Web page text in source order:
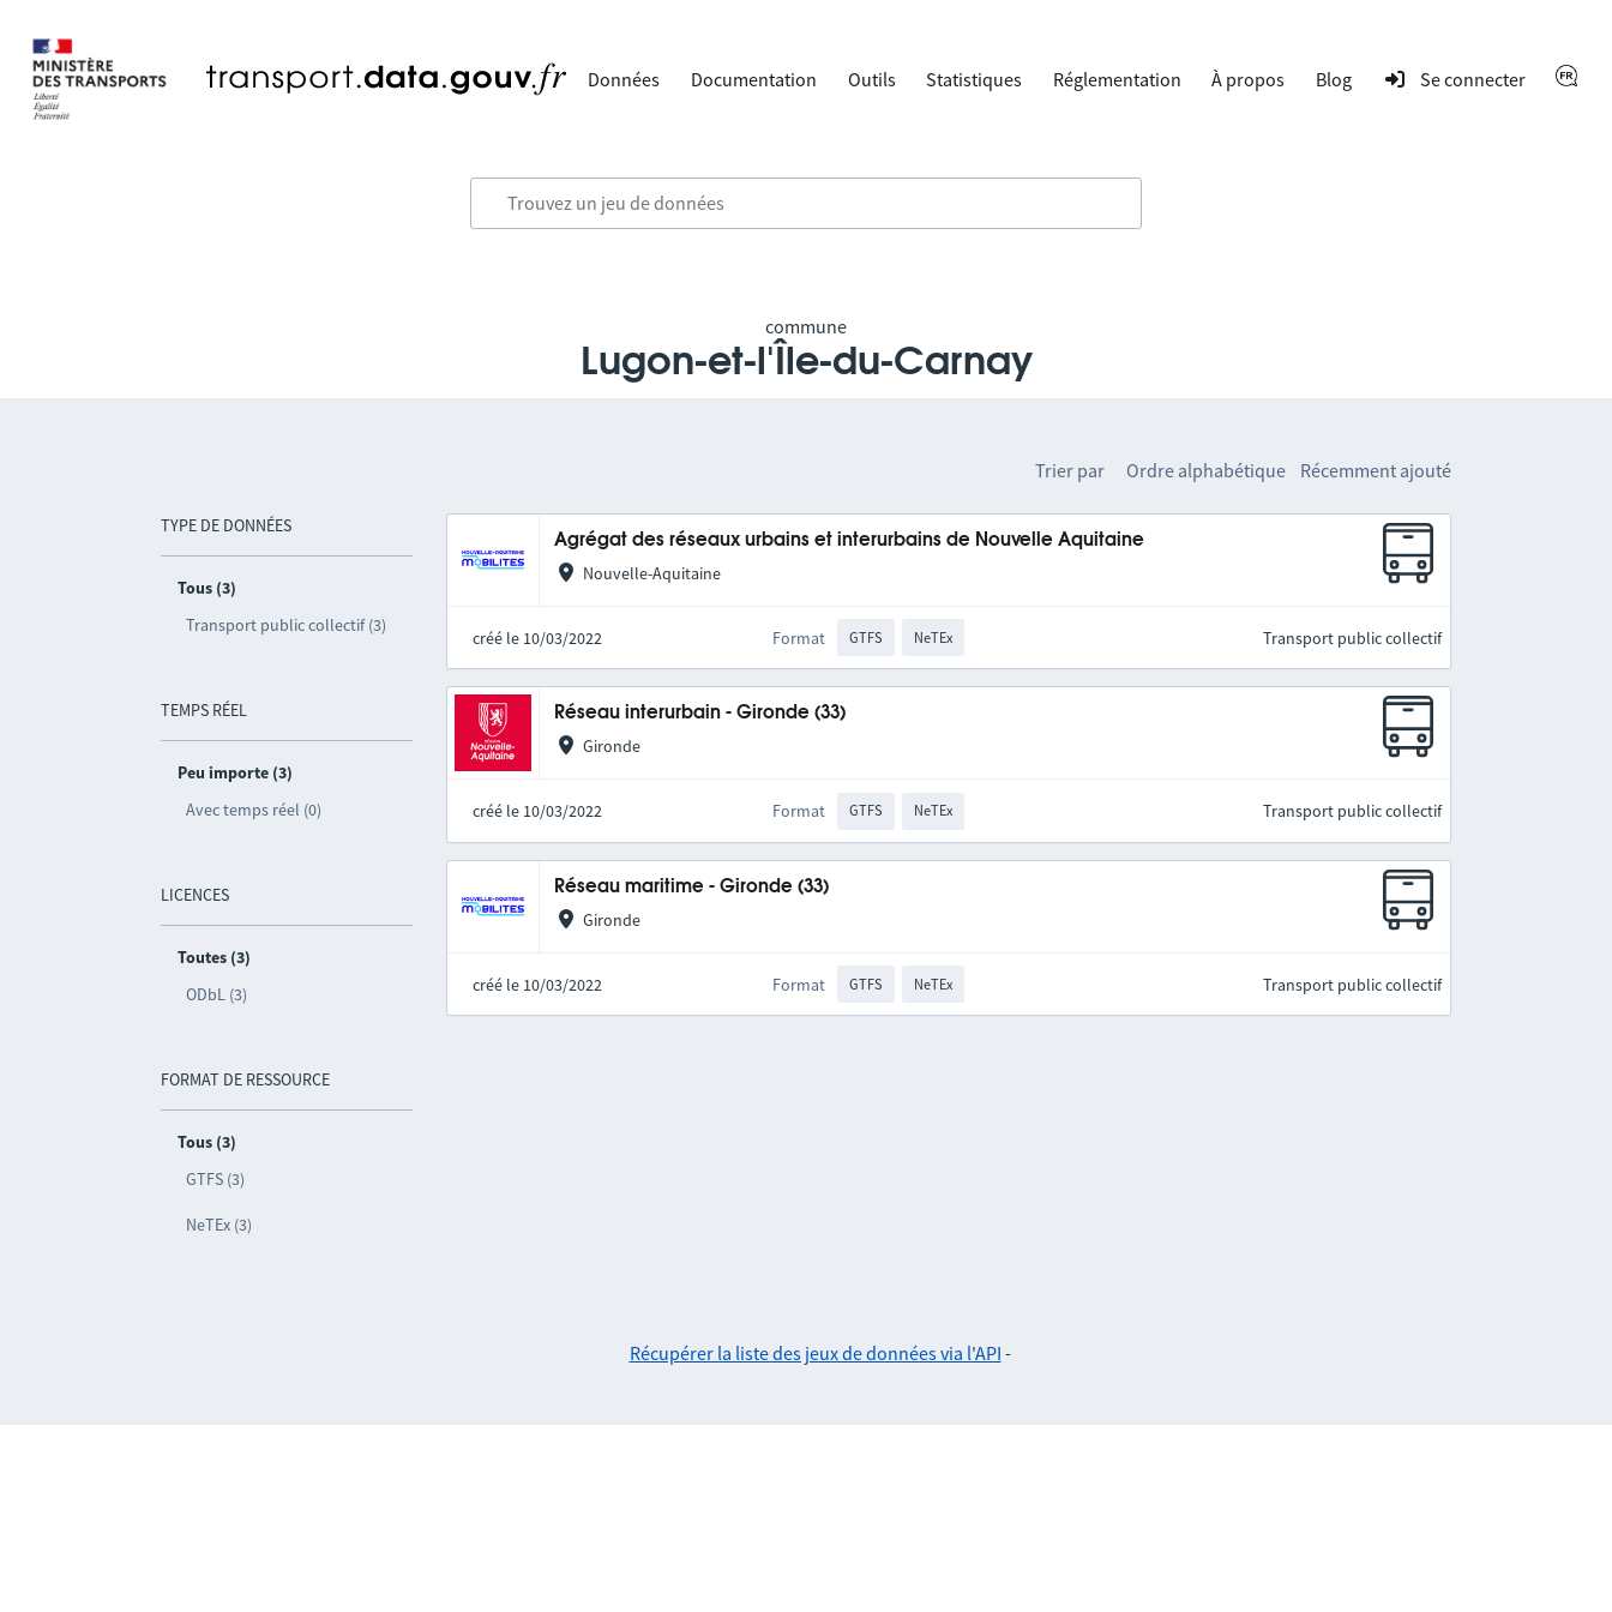
Données Documentation Outils Statistiques Réglementation À propos Blog Se connecter
commune
Lugon-et-l'Île-du-Carnay
TYPE DE DONNÉES
Tous (3)
Transport public collectif (3)
TEMPS RÉEL
Peu importe (3)
Avec temps réel (0)
LICENCES
Toutes (3)
ODbL (3)
FORMAT DE RESSOURCE
Tous (3)
GTFS (3)
NeTEx (3)
Trier par Ordre alphabétique Récemment ajouté
Agrégat des réseaux urbains et interurbains de Nouvelle Aquitaine
Nouvelle-Aquitaine
créé le 10/03/2022 Format GTFS NeTEx Transport public collectif
Réseau interurbain - Gironde (33)
Gironde
créé le 10/03/2022 Format GTFS NeTEx Transport public collectif
Réseau maritime - Gironde (33)
Gironde
créé le 10/03/2022 Format GTFS NeTEx Transport public collectif
Récupérer la liste des jeux de données via l'API -